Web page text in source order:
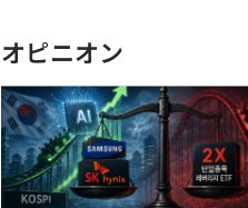
オピニオン